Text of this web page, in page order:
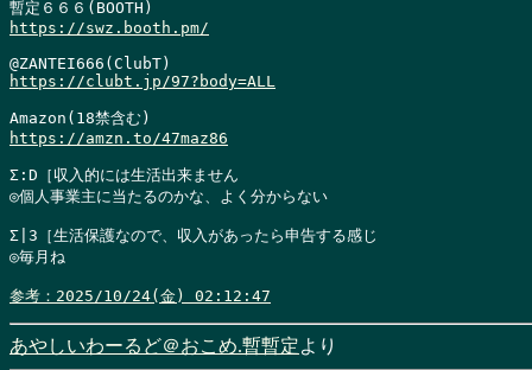
https://swz.booth.pm/
https://clubt.jp/97?body=ALL
https://amzn.to/47maz86
Σ:D［収入的には生活出来ません
◎個人事業主に当たるのかな、よく分からない
Σ|3［生活保護なので、収入があったら申告する感じ
◎毎月ね
参考：2025/10/24(金) 02:12:47
あやしいわーるど＠おこめ.暫暫定より